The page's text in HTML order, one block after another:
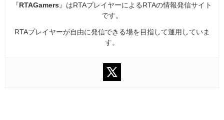
『RTAGamers 』はRTAプレイヤーによるRTAの情報発信サイト
です。
RTAプレイヤーが自由に発信できる場を目指して運用していま
す。